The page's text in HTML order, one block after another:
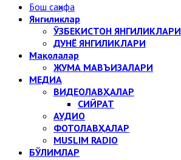
Бош саҳифа
Янгиликлар
ЎЗБЕКИСТОН ЯНГИЛИКЛАРИ
ДУНЁ ЯНГИЛИКЛАРИ
Мақолалар
ЖУМА МАВЪИЗАЛАРИ
МЕДИА
ВИДЕОЛАВҲАЛАР
СИЙРАТ
АУДИО
ФОТОЛАВҲАЛАР
MUSLIM RADIO
БЎЛИМЛАР